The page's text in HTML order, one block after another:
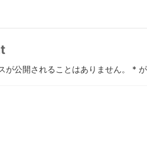
が公開されることはありません。 *